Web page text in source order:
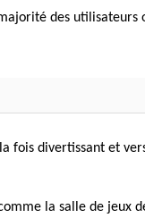
des
fois divertissant et
la salle de jeux